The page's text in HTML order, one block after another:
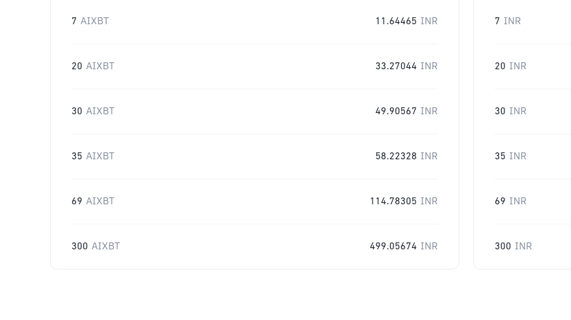
7 AIXBT 11.64465 INR
20 AIXBT 33.27044 INR
30 AIXBT 49.90567 INR
35 AIXBT 58.22328 INR
69 AIXBT 114.78305 INR
300 AIXBT 499.05674 INR
7 INR
20 INR
30 INR
35 INR
69 INR
300 INR